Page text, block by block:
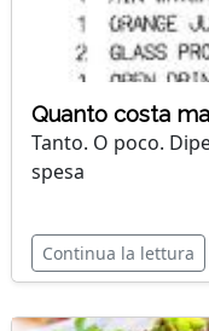
Quanto costa
Tanto. O poco.
spesa
Continua la lettura